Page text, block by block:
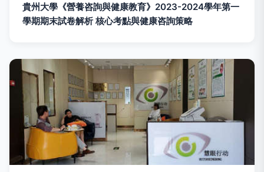
貴州大學《營養咨詢與健康教育》2023-2024學年第一
學期期末試卷解析 核心考點與健康咨詢策略